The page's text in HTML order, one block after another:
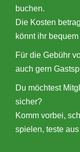
buchen.
Die Kosten
könnt ihr
Für die Gebühr
auch gern
Du möchtest
sicher?
Komm vorbei,
spielen, teste